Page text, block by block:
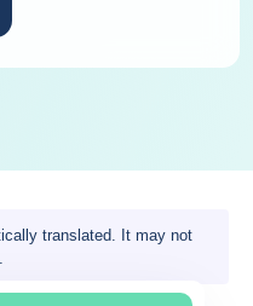
translated. It may not
.